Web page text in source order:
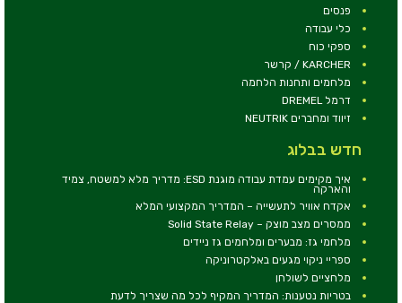
פנסים
כלי עבודה
ספקי כוח
KARCHER / קרשר
מלחמים ותחנות הלחמה
דרמל DREMEL
זיווד ומחברים NEUTRIK
חדש בבלוג
איך מקימים עמדת עבודה מוגנת ESD: מדריך מלא למשטח, צמיד
והארקה
אקדח אוויר לתעשייה – המדריך המקצועי המלא
ממסרים מצב מוצק – Solid State Relay
מלחמי גז: מבערים ומלחמים גז ניידים
ספריי ניקוי מגעים באלקטרוניקה
מלחציים לשולחן
בטריות נטענות: המדריך המקיף לכל מה שצריך לדעת